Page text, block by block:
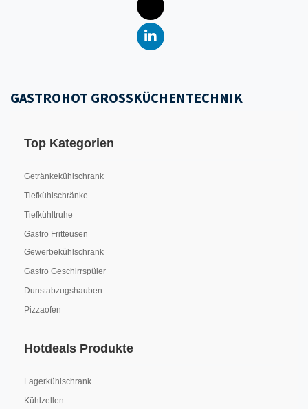
GASTROHOT GROSSKÜCHENTECHNIK
Top Kategorien
Getränkekühlschrank
Tiefkühlschränke
Tiefkühltruhe
Gastro Fritteusen
Gewerbekühlschrank
Gastro Geschirrspüler
Dunstabzugshauben
Pizzaofen
Hotdeals Produkte
Lagerkühlschrank
Kühlzellen